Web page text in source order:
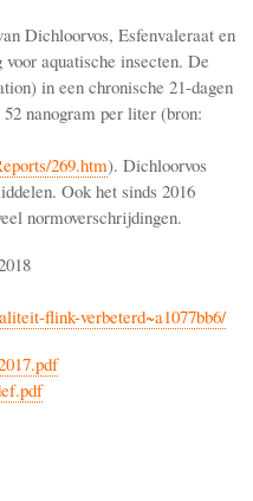
Dichloorvos, Esfenvaleraat en
aquatische insecten. De
in een chronische 21-dagen
nanogram per liter (bron:
269.htm). Dichloorvos
Ook het sinds 2016
normoverschrijdingen.
flink-verbeterd~a1077bb6/